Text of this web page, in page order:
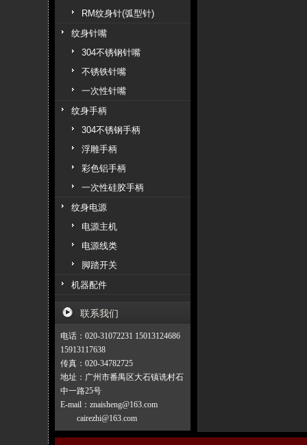
RM纹身针(弧型针)
纹身针嘴
304不锈钢针嘴
不锈铁针嘴
一次性针嘴
纹身手柄
304不锈钢手柄
浮雕手柄
彩色铝手柄
一次性硅胶手柄
纹身电源
电源主机
电源线类
脚踏开关
机器配件
联系我们
电话：020-31072231 15013124686
15913117638
传真：020-34782725
地址：广州市番禺区大石镇诜村石
中一路25号
E-mail：znaisheng@163.com
cairezhi@163.com